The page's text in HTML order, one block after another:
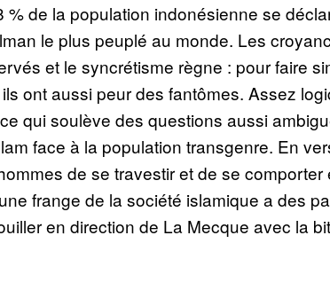
% de la population indonésienne se
le plus peuplé au monde. Les
et le syncrétisme règne : pour faire
ont aussi peur des fantômes. Assez
qui soulève des questions aussi
face à la population transgenre. En
de se travestir et de se
frange de la société islamique a des
en direction de La Mecque avec la